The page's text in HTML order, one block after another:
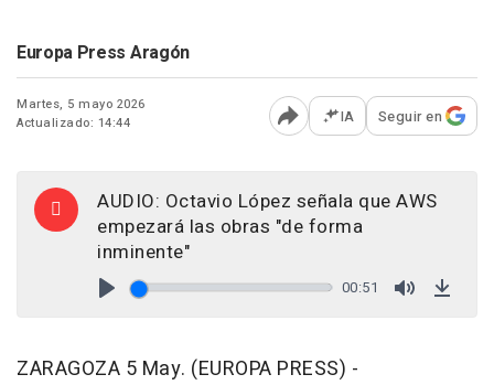
Europa Press Aragón
Martes, 5 mayo 2026
Actualizado: 14:44
Abrir opciones para
IA Seguir en
AUDIO: Octavio López señala que AWS
empezará las obras "de forma
inminente"
00:51
ZARAGOZA 5 May. (EUROPA PRESS) -